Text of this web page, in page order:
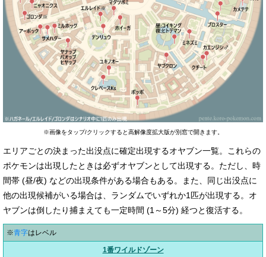
※画像をタップ/クリックすると高解像度拡大版が別窓で開きます。
エリアごとの決まった出没点に確定出現するオヤブン一覧。これらの
ポケモンは出現したときは必ずオヤブンとして出現する。ただし、時
間帯 (昼/夜) などの出現条件がある場合もある。また、同じ出没点に
他の出現候補がいる場合は、ランダムでいずれか1匹が出現する。オ
ヤブンは倒したり捕まえても一定時間 (1～5分) 経つと復活する。
※青字はレベル
1番ワイルドゾーン